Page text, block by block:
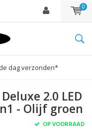
0
dag verzonden*
2.0 LED
- Olijf groen
OP VOORRAAD